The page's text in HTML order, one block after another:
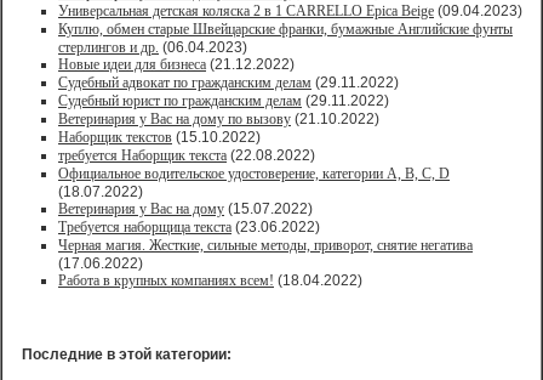
Универсальная детская коляска 2 в 1 CARRELLO Epica Beige (09.04.2023)
Куплю, обмен старые Швейцарские франки, бумажные Английские фунты
стерлингов и др. (06.04.2023)
Новые идеи для бизнеса (21.12.2022)
Судебный адвокат по гражданским делам (29.11.2022)
Судебный юрист по гражданским делам (29.11.2022)
Ветеринария у Вас на дому по вызову (21.10.2022)
Наборщик текстов (15.10.2022)
требуется Наборщик текста (22.08.2022)
Официальное водительское удостоверение, категории A, B, C, D
(18.07.2022)
Ветеринария у Вас на дому (15.07.2022)
Требуется наборщица текста (23.06.2022)
Черная магия. Жесткие, сильные методы, приворот, снятие негатива
(17.06.2022)
Работа в крупных компаниях всем! (18.04.2022)
Последние в этой категории: